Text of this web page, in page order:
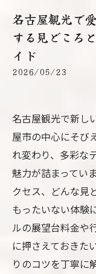
名古屋観光で
する見どころ
イド
2026/05/23
名古屋観光で新し
屋市の中心にそび
れ変わり、多彩な
魅力が詰まってい
クセス、どんな見
もったいない体験
ルの展望台料金や
に押さえておきた
りのコツを丁寧に